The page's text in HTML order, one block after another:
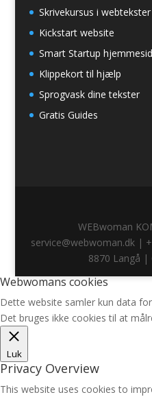
Skrivekursus i webtekster
Kickstart website
Smart Startup
Klippekort til hjælp
Sprogvask dine tekster
Gratis Guides
WEBwoman
service@webwoman.dk |
8870 Langå |
Webwomans cookies
Dette website samler kun data
Det bruges ikke cookies til at
Luk
Privacy Overview
This website uses cookies to